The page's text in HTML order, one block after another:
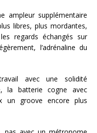
ampleur supplémentaire
libres, plus mordantes,
regards échangés sur
l’adrénaline du
avec une solidité
la batterie cogne avec
un groove encore plus